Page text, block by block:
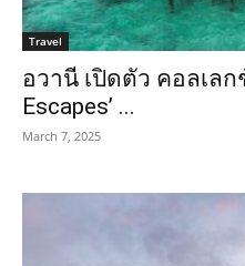
Travel
อวานี เปิดตัว คอลเลก
Escapes’ ...
March 7, 2025